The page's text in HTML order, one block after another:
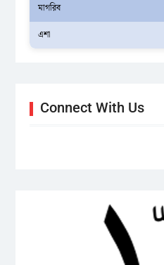
মাগরিব
এশা
Connect With Us